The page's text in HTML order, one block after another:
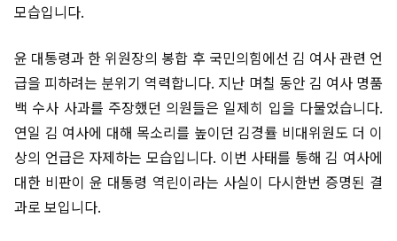
모습입니다.
윤 대통령과 한 위원장의 봉합 후 국민의힘에선 김 여사 관련 언
급을 피하려는 분위기 역력합니다. 지난 며칠 동안 김 여사 명품
백 수사 사과를 주장했던 의원들은 일제히 입을 다물었습니다.
연일 김 여사에 대해 목소리를 높이던 김경률 비대위원도 더 이
상의 언급은 자제하는 모습입니다. 이번 사태를 통해 김 여사에
대한 비판이 윤 대통령 역린이라는 사실이 다시한번 증명된 결
과로 보입니다.